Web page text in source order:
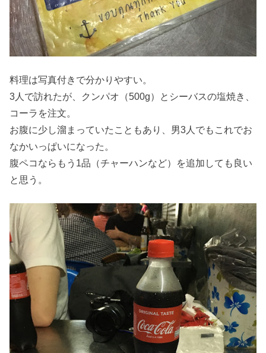
料理は写真付きで分かりやすい。
3人で訪れたが、クンパオ（500g）とシーバスの塩焼き、
コーラを注文。
お腹に少し溜まっていたこともあり、男3人でもこれでお
なかいっぱいになった。
腹ペコならもう1品（チャーハンなど）を追加しても良い
と思う。